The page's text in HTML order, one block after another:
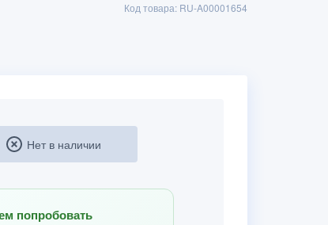
Код товара: RU-A00001654
Нет в наличии
попробовать